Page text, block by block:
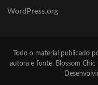
WordPress.org
Todo o material publicado
autora e fonte.Blossom Chic